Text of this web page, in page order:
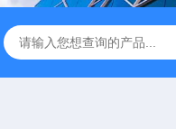
CLD型混凝土全自动